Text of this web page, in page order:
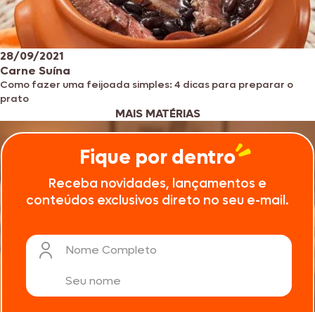
28/09/2021
Carne Suína
Como fazer uma feijoada simples: 4 dicas para preparar o
prato
MAIS MATÉRIAS
Fique por dentro
Receba novidades, lançamentos e
conteúdos exclusivos direto no seu e-mail.
Nome Completo